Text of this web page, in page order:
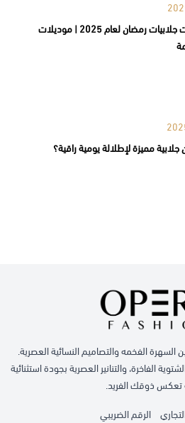
أحدث صيحات جلابيات رمضان لعام 2025 | موديلات
مميزة لإطلالة يومية راقية؟
الفخمه والتصاميم النسائية العصرية.
الفاخرة، والتنانير العصرية بجودة استثنائية
تعكس ذوقك الفريد.
الرقم الضريبي